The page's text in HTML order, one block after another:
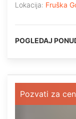
Lokacija: Fruška
POGLEDAJ
Pozvati za